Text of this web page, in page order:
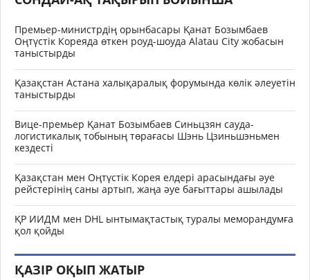
Премьер-министрдің орынбасары Қанат Бозымбаев
Оңтүстік Кореяда өткен роуд-шоуда Alatau City жобасын
таныстырды
Қазақстан Астана халықаралық форумында көлік әлеуетін
таныстырды
Вице-премьер Қанат Бозымбаев Синьцзян сауда-
логистикалық тобының төрағасы Шэнь Цзиньшэньмен
кездесті
Қазақстан мен Оңтүстік Корея елдері арасындағы әуе
рейстерінің саны артып, жаңа әуе бағыттары ашылады
ҚР ИИДМ мен DHL ынтымақтастық туралы меморандумға
қол қойды
ҚАЗІР ОҚЫП ЖАТЫР